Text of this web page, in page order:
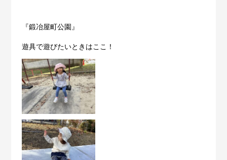
『鍛冶屋町公園』
遊具で遊びたいときはここ！